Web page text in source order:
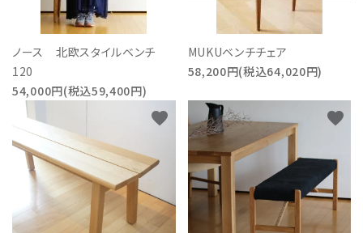
ノース 北欧スタイルベンチ
120
54,000円(税込59,400円)
MUKUベンチチェア
58,200円(税込64,020円)
favorite favorite